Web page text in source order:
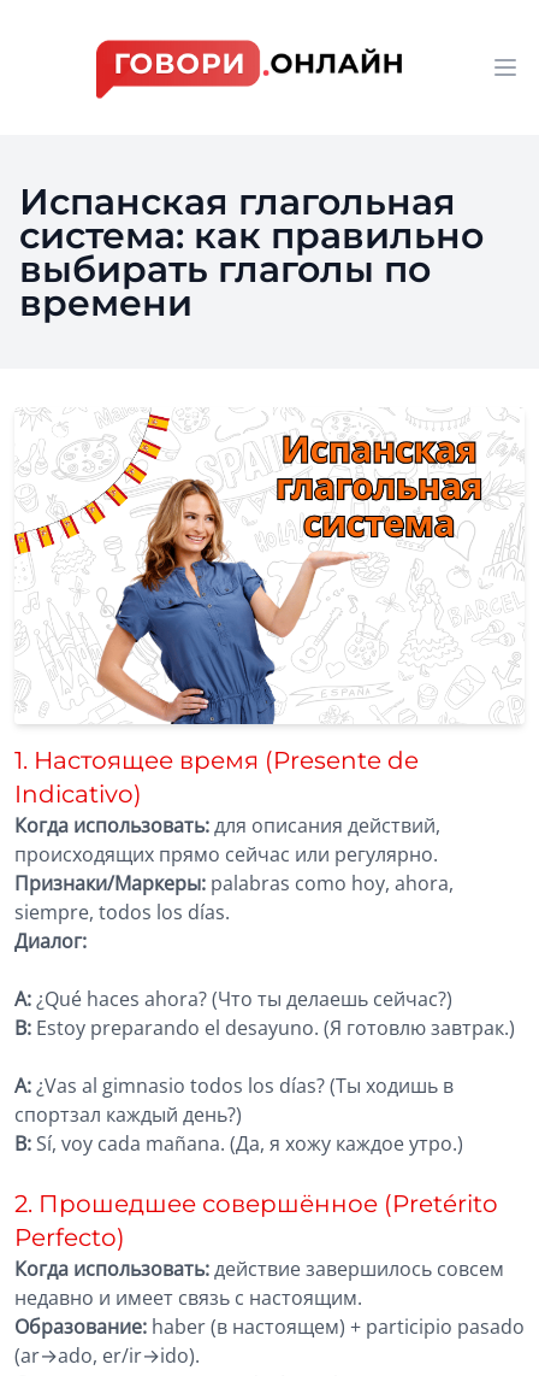
Workflow
Испанская глагольная
система: как правильно
выбирать глаголы по
времени
1. Настоящее время (Presente de
Indicativo)
Когда использовать:для описания действий,
происходящих прямо сейчас или регулярно.
Признаки/Маркеры: palabras como hoy, ahora,
siempre, todos los días.
Диалог:
A:¿Qué haces ahora? (Что ты делаешь сейчас?)
B: Estoy preparando el desayuno. (Я готовлю завтрак.)
A:¿Vas al gimnasio todos los días? (Ты ходишь в
спортзал каждый день?)
B:Sí, voy cada mañana. (Да, я хожу каждое утро.)
2. Прошедшее совершённое (Pretérito
Perfecto)
Когда использовать:действие завершилось совсем
недавно и имеет связь с настоящим.
Образование: haber (в настоящем) + participio pasado
(ar→ado, er/ir→ido).